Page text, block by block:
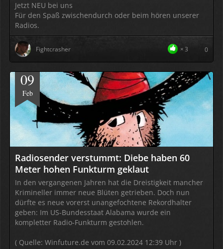
Jetzt NEU bei uns
Für den Spaß zwischendurch oder beim hören unserer
Radios.
Fightcrasher 3 0
09
Feb
Radiosender verstummt: Diebe haben 60
Meter hohen Funkturm geklaut
In den vergangenen Jahren hat die Dreistigkeit mancher
Krimineller immer neue Blüten getrieben. Doch nun
dürfte es neue vorerst unangefochtene Rekordhalter
geben: Im US-Bundesstaat Alabama wurde ein
kompletter Radio-Funkturm gestohlen.
( Quelle: Winfuture.de vom 09.02.2024 12:39 Uhr )